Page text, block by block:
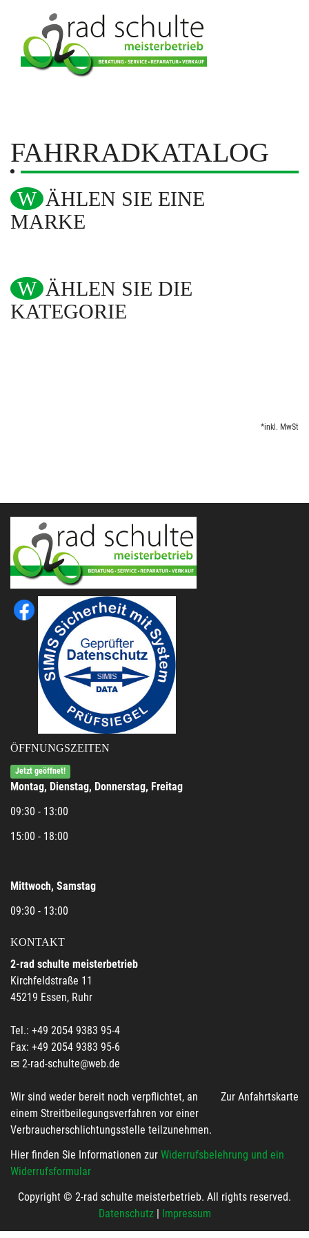
FAHRRADKATALOG
WÄHLEN SIE EINE
MARKE
WÄHLEN SIE DIE
KATEGORIE
*inkl. MwSt
ÖFFNUNGSZEITEN
Jetzt geöffnet!
Montag, Dienstag, Donnerstag, Freitag
09:30 - 13:00
15:00 - 18:00
Mittwoch, Samstag
09:30 - 13:00
KONTAKT
2-rad schulte meisterbetrieb
Kirchfeldstraße 11
45219 Essen, Ruhr
Tel.: +49 2054 9383 95-4
Fax: +49 2054 9383 95-6
2-rad-schulte@web.de
Zur Anfahrtskarte
Wir sind weder bereit noch verpflichtet, an
einem Streitbeilegungsverfahren vor einer
Verbraucherschlichtungsstelle teilzunehmen.
Hier finden Sie Informationen zur Widerrufsbelehrung und ein
Widerrufsformular
Copyright © 2-rad schulte meisterbetrieb. All rights reserved.
Datenschutz| Impressum